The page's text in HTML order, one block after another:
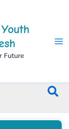
Future